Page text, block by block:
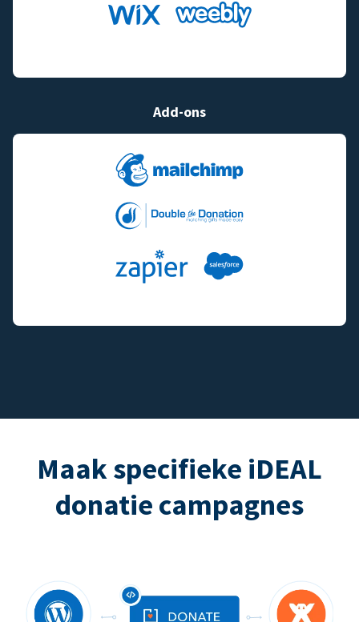
Add-ons
Maak specifieke iDEAL
donatie campagnes